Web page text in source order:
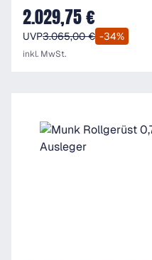
Verkaufspreis:
2.029,75 €
UVP3.065,00 € -34%
inkl. MwSt.